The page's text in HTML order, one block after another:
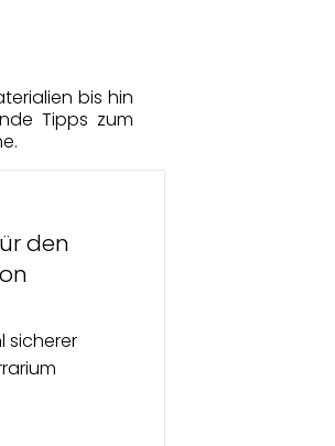
bis hin
Tipps zum
den
sicherer